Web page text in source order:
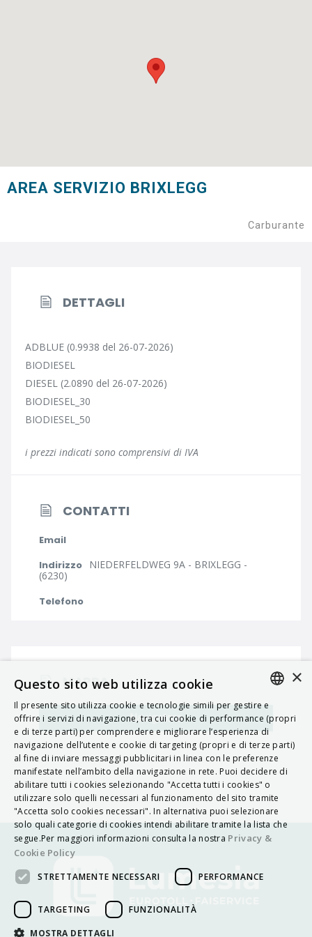
AREA SERVIZIO BRIXLEGG
Carburante
DETTAGLI
ADBLUE (0.9938 del 26-07-2026)
BIODIESEL
DIESEL (2.0890 del 26-07-2026)
BIODIESEL_30
BIODIESEL_50
i prezzi indicati sono comprensivi di IVA
CONTATTI
Email
Indirizzo NIEDERFELDWEG 9A - BRIXLEGG -
(6230)
Telefono
MAPPA
Navigatore ITALIAN
ENGLISH
FRENCH
HUNGARIAN
DEUTSCH
POLSKI
PORTUGUÊS
×
Questo sito web utilizza cookie
Il presente sito utilizza cookie e tecnologie simili per gestire e
offrire i servizi di navigazione, tra cui cookie di performance (propri
e di terze parti) per comprendere e migliorare l’esperienza di
navigazione dell’utente e cookie di targeting (propri e di terze parti)
al fine di inviare messaggi pubblicitari in linea con le preferenze
manifestate nell’ambito della navigazione in rete. Puoi decidere di
abilitare tutti i cookies selezionando "Accetta tutti i cookies" o
utilizzare solo quelli necessari al funzionamento del sito tramite
"Accetta solo cookies necessari". In alternativa puoi selezionare
solo quali categorie di cookies intendi abilitare tramite la lista che
segue.Per maggiori informazioni consulta la nostra Privacy &
Cookie Policy
STRETTAMENTE NECESSARI PERFORMANCE
TARGETING FUNZIONALITÀ
MOSTRA DETTAGLI